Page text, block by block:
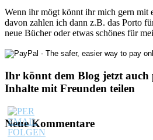
Wenn ihr mögt könnt ihr mich gern mit
davon zahlen ich dann z.B. das Porto
neue Bücher oder etwas schönes für
Ihr könnt dem Blog jetzt auch
Inhalte mit Freunden teilen
Neue Kommentare